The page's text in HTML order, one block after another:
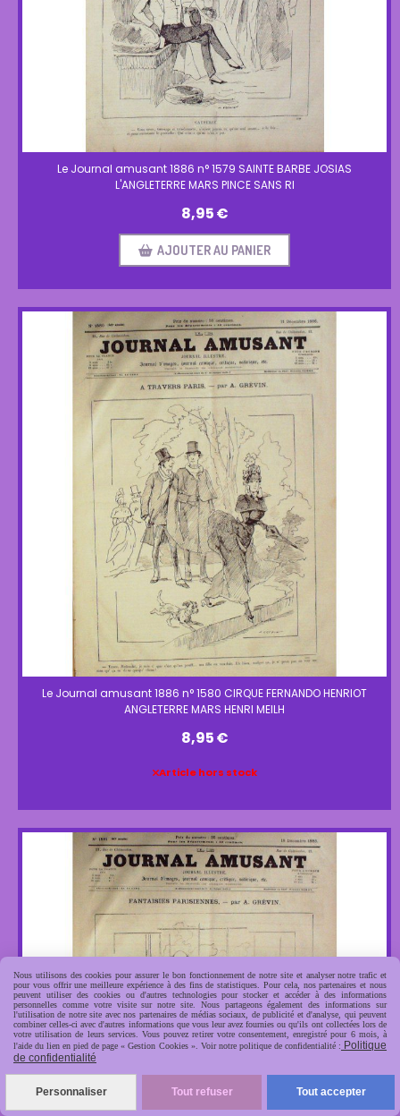
Le Journal amusant 1886 n° 1579 SAINTE BARBE JOSIAS
L'ANGLETERRE MARS PINCE SANS RI
8,95€
AJOUTER AU PANIER
Le Journal amusant 1886 n° 1580 CIRQUE FERNANDO HENRIOT
ANGLETERRE MARS HENRI MEILH
8,95€
Article hors stock
Nous utilisons des cookies pour assurer le bon fonctionnement de notre site et analyser notre trafic et
pour vous offrir une meilleure expérience à des fins de statistiques. Pour cela, nos partenaires et nous
peuvent utiliser des cookies ou d'autres technologies pour stocker et accéder à des informations
personnelles comme votre visite sur notre site. Nous partageons également des informations sur
l'utilisation de notre site avec nos partenaires de médias sociaux, de publicité et d'analyse, qui peuvent
combiner celles-ci avec d'autres informations que vous leur avez fournies ou qu'ils ont collectées lors de
votre utilisation de leurs services. Vous pouvez retirer votre consentement, enregistré pour 6 mois, à
l'aide du lien en pied de page « Gestion Cookies ». Voir notre politique de confidentialité : Politique
de confidentialité
Personnaliser Tout refuser Tout accepter